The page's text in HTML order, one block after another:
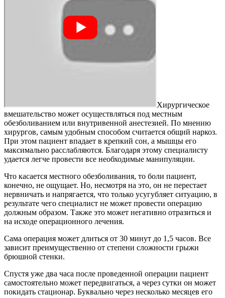
Хирургическое
вмешательство может осуществляться под местным
обезболиванием или внутривенной анестезией. По мнению
хирургов, самым удобным способом считается общий наркоз.
При этом пациент впадает в крепкий сон, а мышцы его
максимально расслабляются. Благодаря этому специалисту
удается легче провести все необходимые манипуляции.
Что касается местного обезболивания, то боли пациент,
конечно, не ощущает. Но, несмотря на это, он не перестает
нервничать и напрягается, что только усугубляет ситуацию, в
результате чего специалист не может провести операцию
должным образом. Также это может негативно отразиться и
на исходе операционного лечения.
Сама операция может длиться от 30 минут до 1,5 часов. Все
зависит преимущественно от степени сложности грыжи
брюшной стенки.
Спустя уже два часа после проведенной операции пациент
самостоятельно может передвигаться, а через сутки он может
покидать стационар. Буквально через несколько месяцев его